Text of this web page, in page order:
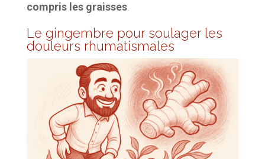
compris les graisses.
Le gingembre pour soulager les
douleurs rhumatismales